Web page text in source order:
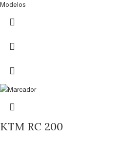
Modelos
KTM RC 200